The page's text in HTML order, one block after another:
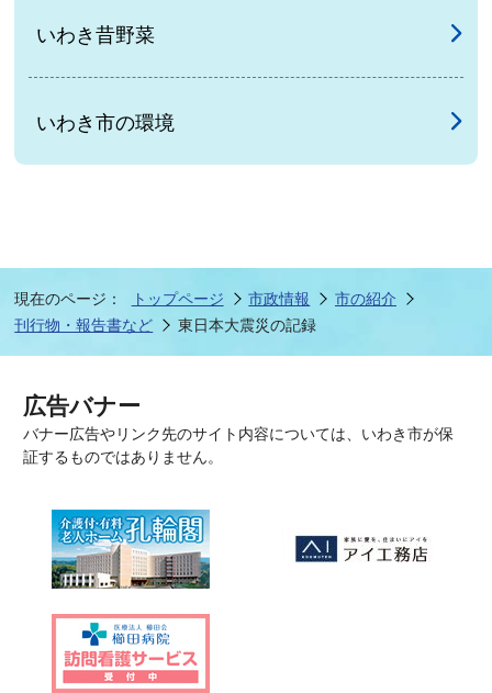
いわき昔野菜
いわき市の環境
現在のページ： トップページ 市政情報
市の紹介
刊行物・報告書など
東日本大震災の記録
広告バナー
バナー広告やリンク先のサイト内容については、いわき市が保
証するものではありません。